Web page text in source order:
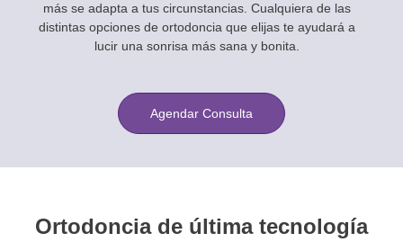
más se adapta a tus circunstancias. Cualquiera de las
distintas opciones de ortodoncia que elijas te ayudará a
lucir una sonrisa más sana y bonita.
Agendar Consulta
Ortodoncia de última tecnología